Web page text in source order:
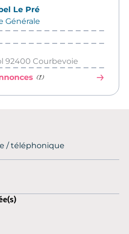
Le Pré
Générale
92400 Courbevoie
(1)
/ téléphonique